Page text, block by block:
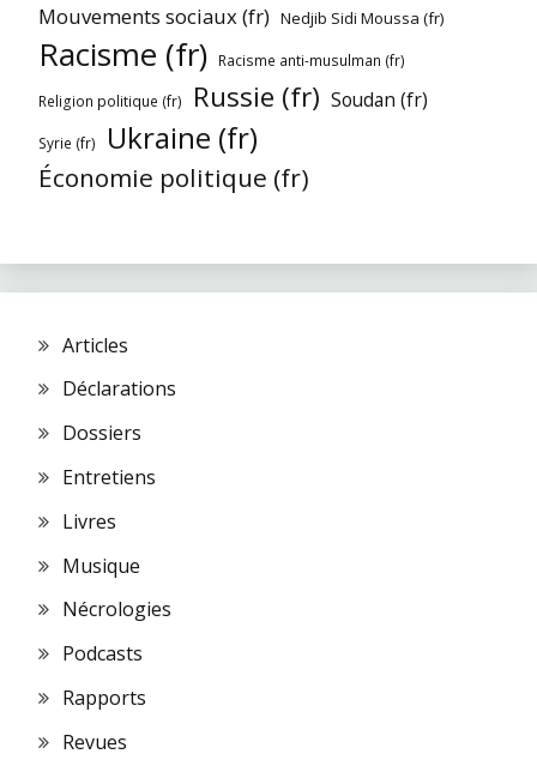
Mouvements sociaux (fr) Nedjib Sidi Moussa (fr)
Racisme (fr) Racisme anti-musulman (fr)
Religion politique (fr) Russie (fr) Soudan (fr)
Syrie (fr) Ukraine (fr)
Économie politique (fr)
Articles
Déclarations
Dossiers
Entretiens
Livres
Musique
Nécrologies
Podcasts
Rapports
Revues